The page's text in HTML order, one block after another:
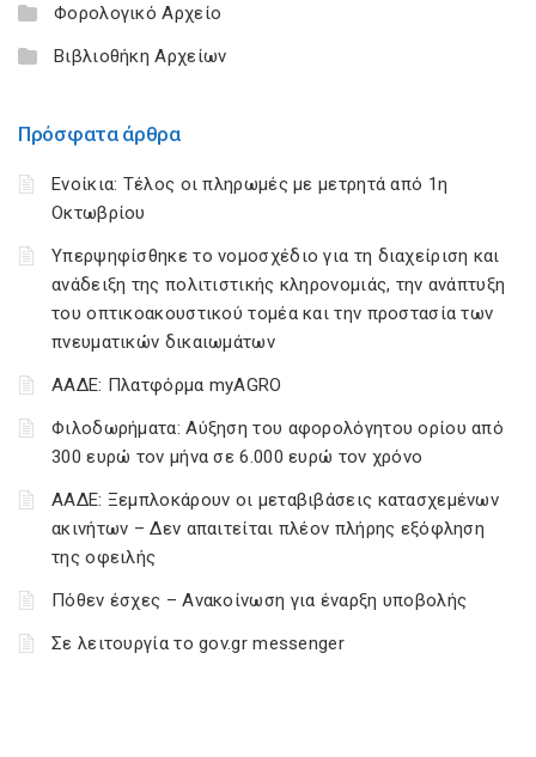
Φορολογικό Αρχείο
Βιβλιοθήκη Αρχείων
Πρόσφατα άρθρα
Ενοίκια: Τέλος οι πληρωμές με μετρητά από 1η
Οκτωβρίου
Υπερψηφίσθηκε το νομοσχέδιο για τη διαχείριση και
ανάδειξη της πολιτιστικής κληρονομιάς, την ανάπτυξη
του οπτικοακουστικού τομέα και την προστασία των
πνευματικών δικαιωμάτων
ΑΑΔΕ: Πλατφόρμα myAGRO
Φιλοδωρήματα: Αύξηση του αφορολόγητου ορίου από
300 ευρώ τον μήνα σε 6.000 ευρώ τον χρόνο
ΑΑΔΕ: Ξεμπλοκάρουν οι μεταβιβάσεις κατασχεμένων
ακινήτων – Δεν απαιτείται πλέον πλήρης εξόφληση
της οφειλής
Πόθεν έσχες – Ανακοίνωση για έναρξη υποβολής
Σε λειτουργία το gov.gr messenger